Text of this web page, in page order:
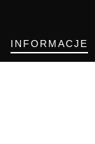
INFORMACJE